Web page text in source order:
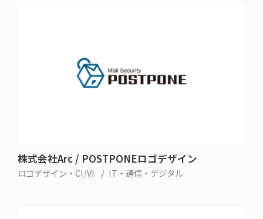
株式会社Arc / POSTPONEロゴデザイン
ロゴデザイン・CI/VI IT・通信・デジタル